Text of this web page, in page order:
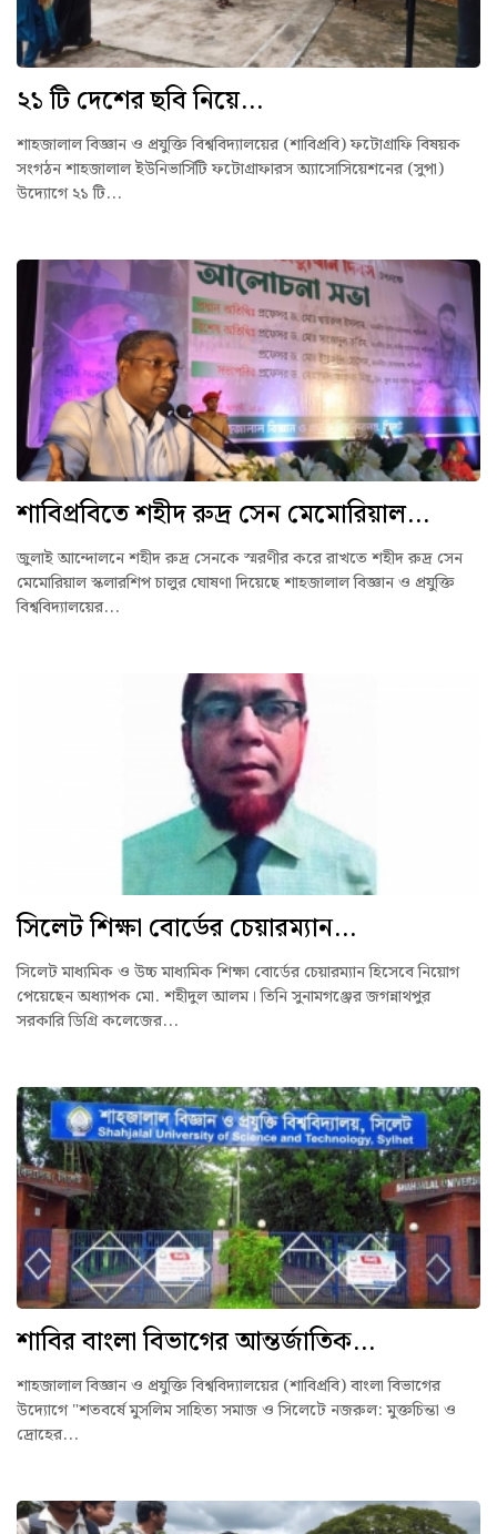
২১ টি দেশের ছবি নিয়ে...
শাহজালাল বিজ্ঞান ও প্রযুক্তি বিশ্ববিদ্যালয়ের (শাবিপ্রবি) ফটোগ্রাফি বিষয়ক
সংগঠন শাহজালাল ইউনিভার্সিটি ফটোগ্রাফারস অ্যাসোসিয়েশনের (সুপা)
উদ্যোগে ২১ টি...
শাবিপ্রবিতে শহীদ রুদ্র সেন মেমোরিয়াল...
জুলাই আন্দোলনে শহীদ রুদ্র সেনকে স্মরণীর করে রাখতে শহীদ রুদ্র সেন
মেমোরিয়াল স্কলারশিপ চালুর ঘোষণা দিয়েছে শাহজালাল বিজ্ঞান ও প্রযুক্তি
বিশ্ববিদ্যালয়ের...
সিলেট শিক্ষা বোর্ডের চেয়ারম্যান...
সিলেট মাধ্যমিক ও উচ্চ মাধ্যমিক শিক্ষা বোর্ডের চেয়ারম্যান হিসেবে নিয়োগ
পেয়েছেন অধ্যাপক মো. শহীদুল আলম। তিনি সুনামগঞ্জের জগন্নাথপুর
সরকারি ডিগ্রি কলেজের...
শাবির বাংলা বিভাগের আন্তর্জাতিক...
শাহজালাল বিজ্ঞান ও প্রযুক্তি বিশ্ববিদ্যালয়ের (শাবিপ্রবি) বাংলা বিভাগের
উদ্যোগে "শতবর্ষে মুসলিম সাহিত্য সমাজ ও সিলেটে নজরুল: মুক্তচিন্তা ও
দ্রোহের...